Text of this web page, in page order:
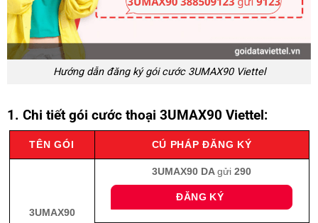
Hướng dẫn đăng ký gói cước 3UMAX90 Viettel
1. Chi tiết gói cước thoại 3UMAX90 Viettel:
TÊN GÓI CÚ PHÁP ĐĂNG KÝ
3UMAX90
3UMAX90 DAgửi 290
ĐĂNG KÝ